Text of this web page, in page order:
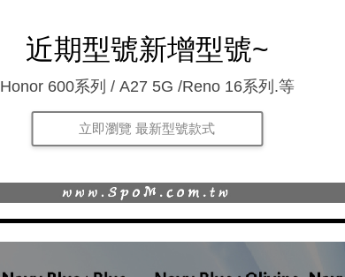
近期型號新增型號~
Honor 600系列 / A27 5G /Reno 16系列.等
立即瀏覽 最新型號款式